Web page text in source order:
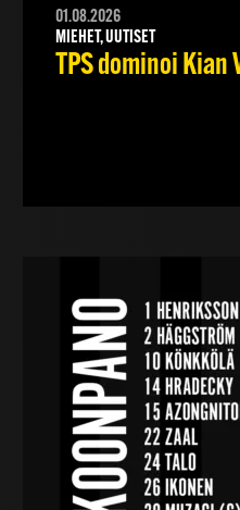
01.08.2026
MIEHET, UUTISET
TPS dominoi